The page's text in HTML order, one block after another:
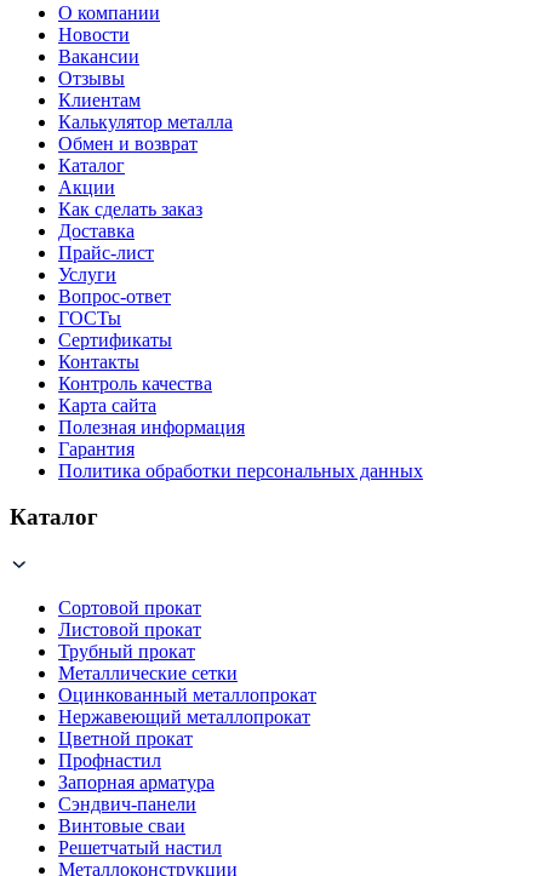
О компании
Новости
Вакансии
Отзывы
Клиентам
Калькулятор металла
Обмен и возврат
Каталог
Акции
Как сделать заказ
Доставка
Прайс-лист
Услуги
Вопрос-ответ
ГОСТы
Сертификаты
Контакты
Контроль качества
Карта сайта
Полезная информация
Гарантия
Политика обработки персональных данных
Каталог
Сортовой прокат
Листовой прокат
Трубный прокат
Металлические сетки
Оцинкованный металлопрокат
Нержавеющий металлопрокат
Цветной прокат
Профнастил
Запорная арматура
Сэндвич-панели
Винтовые сваи
Решетчатый настил
Металлоконструкции